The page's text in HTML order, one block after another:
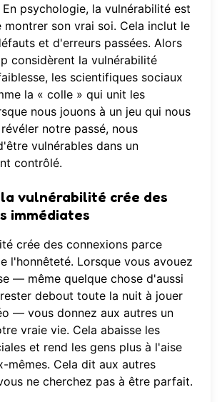
psychologie, la vulnérabilité est
montrer son vrai soi. Cela inclut le
et d'erreurs passées. Alors
considèrent la vulnérabilité
les scientifiques sociaux
la « colle » qui unit les
nous jouons à un jeu qui nous
notre passé, nous
vulnérables dans un
contrôlé.
vulnérabilité crée des
immédiates
crée des connexions parce
l'honnêteté. Lorsque vous avouez
— même quelque chose d'aussi
debout toute la nuit à jouer
— vous donnez aux autres un
vraie vie. Cela abaisse les
et rend les gens plus à l'aise
mêmes. Cela dit aux autres
ne cherchez pas à être parfait.